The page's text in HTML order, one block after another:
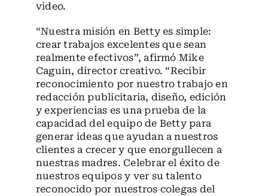
video.
“Nuestra misión en Betty es simple:
crear trabajos excelentes que sean
realmente efectivos”, afirmó Mike
Caguin, director creativo. “Recibir
reconocimiento por nuestro trabajo en
redacción publicitaria, diseño, edición
y experiencias es una prueba de la
capacidad del equipo de Betty para
generar ideas que ayudan a nuestros
clientes a crecer y que enorgullecen a
nuestras madres. Celebrar el éxito de
nuestros equipos y ver su talento
reconocido por nuestros colegas del